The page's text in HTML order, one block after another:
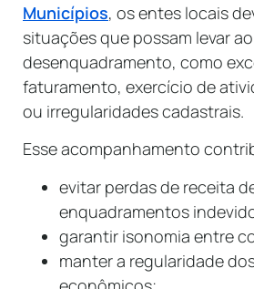
Municípios, os entes locais
situações que possam levar ao
desenquadramento, como
faturamento, exercício de
ou irregularidades cadastrais.
Esse acompanhamento
evitar perdas de receita
enquadramentos
garantir isonomia entre
manter a regularidade